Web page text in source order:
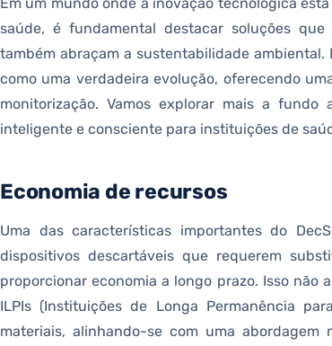
saúde, é fundamental destacar soluções
também abraçam a sustentabilidade ambiental.
como uma verdadeira evolução, oferecendo
monitorização. Vamos explorar mais a
inteligente e consciente para instituições de
Economia de recursos
Uma das características importantes do
dispositivos descartáveis que requerem
proporcionar economia a longo prazo. Isso não
ILPIs (Instituições de Longa Permanência
materiais, alinhando-se com uma